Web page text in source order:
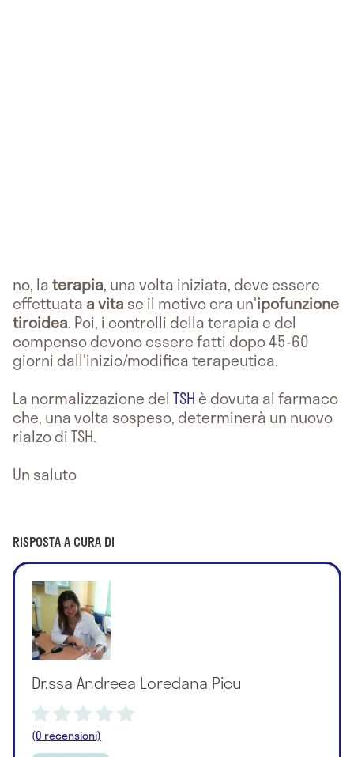
no, laterapia, una volta iniziata, deve essere
effettuata a vita se il motivo era un'ipofunzione
tiroidea. Poi, i controlli della terapia e del
compenso devono essere fatti dopo 45-60
giorni dall'inizio/modifica terapeutica.
La normalizzazione del TSHè dovuta al farmaco
che, una volta sospeso, determinerà un nuovo
rialzo di TSH.
Un saluto
RISPOSTA A CURA DI
Dr.ssa Andreea Loredana Picu
(0 recensioni)